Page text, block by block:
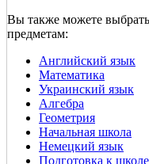
Вы также можете
предметам:
Английский язык
Математика
Украинский язык
Алгебра
Геометрия
Начальная школа
Немецкий язык
Подготовка к школе